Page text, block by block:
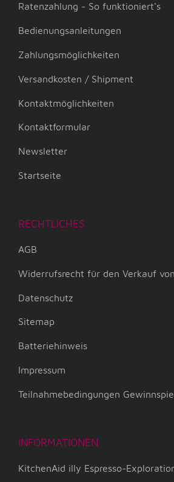
Ratenzahlung - So funktioniert's
Bedienungsanleitungen
Zahlungsmöglichkeiten
Versandkosten / Shipment
Kontaktmöglichkeiten
Kontaktformular
Newsletter
Startseite
RECHTLICHES
AGB
Widerrufsrecht für den Verkauf
Datenschutz
Sitemap
Batteriehinweis
Impressum
Teilnahmebedingungen
INFORMATIONEN
KitchenAid illy Espresso-